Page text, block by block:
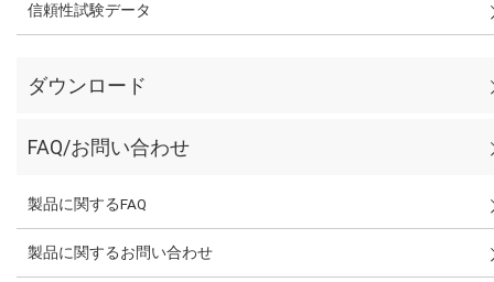
信頼性試験データ
ダウンロード
FAQ/お問い合わせ
製品に関するFAQ
製品に関するお問い合わせ